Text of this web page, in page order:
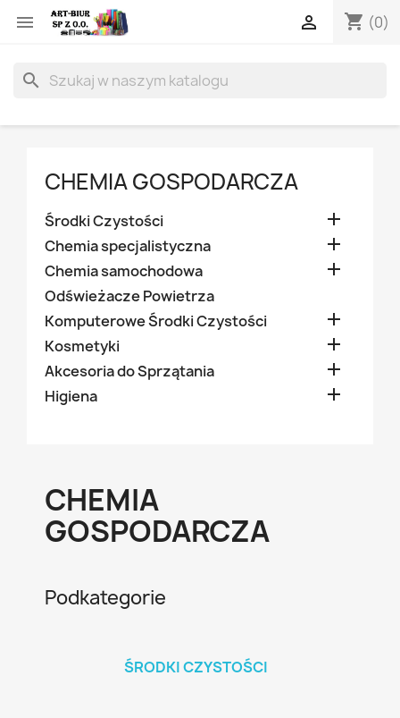
 shopping_cart (0)

search
CHEMIA GOSPODARCZA
Środki Czystości 
Chemia specjalistyczna 
Chemia samochodowa 
Odświeżacze Powietrza
Komputerowe Środki Czystości

Kosmetyki 
Akcesoria do Sprzątania 
Higiena 
CHEMIA
GOSPODARCZA
Podkategorie
ŚRODKI CZYSTOŚCI